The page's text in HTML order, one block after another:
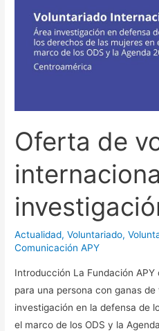
Oferta de
Actualidad,Voluntariado,
Comunicación APY
Introducción La Fundación
para una persona con ganas
investigación en la defensa de
el marco de los ODS y la
voluntariado
internacional:
investigación
social